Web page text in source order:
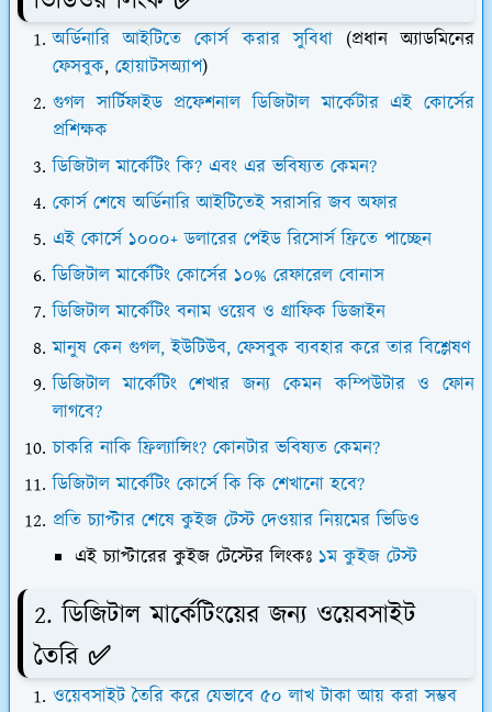
অর্ডিনারি আইটিতে কোর্স করার সুবিধা(প্রধান অ্যাডমিনের
ফেসবুক, হোয়াটসঅ্যাপ)
গুগল সার্টিফাইড প্রফেশনাল ডিজিটাল মার্কেটার এই কোর্সের
প্রশিক্ষক
ডিজিটাল মার্কেটিং কি? এবং এর ভবিষ্যত কেমন?
কোর্স শেষে অর্ডিনারি আইটিতেই সরাসরি জব অফার
এই কোর্সে ১০০০+ ডলারের পেইড রিসোর্স ফ্রিতে পাচ্ছেন
ডিজিটাল মার্কেটিং কোর্সের ১০% রেফারেল বোনাস
ডিজিটাল মার্কেটিং বনাম ওয়েব ও গ্রাফিক ডিজাইন
মানুষ কেন গুগল, ইউটিউব, ফেসবুক ব্যবহার করে তার বিশ্লেষণ
ডিজিটাল মার্কেটিং শেখার জন্য কেমন কম্পিউটার ও ফোন
লাগবে?
চাকরি নাকি ফ্রিল্যান্সিং? কোনটার ভবিষ্যত কেমন?
ডিজিটাল মার্কেটিং কোর্সে কি কি শেখানো হবে?
প্রতি চ্যাপ্টার শেষে কুইজ টেস্ট দেওয়ার নিয়মের ভিডিও
এই চ্যাপ্টারের কুইজ টেস্টের লিংকঃ ১ম কুইজ টেস্ট
2. ডিজিটাল মার্কেটিংয়ের জন্য ওয়েবসাইট
তৈরি✅
ওয়েবসাইট তৈরি করে যেভাবে ৫০ লাখ টাকা আয় করা সম্ভব